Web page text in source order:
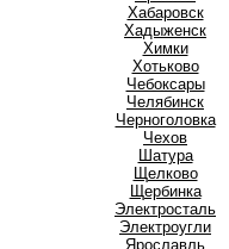
Хабаровск
Хадыженск
Химки
Хотьково
Чебоксары
Челябинск
Черноголовка
Чехов
Шатура
Щелково
Щербинка
Электросталь
Электроугли
Ярославль